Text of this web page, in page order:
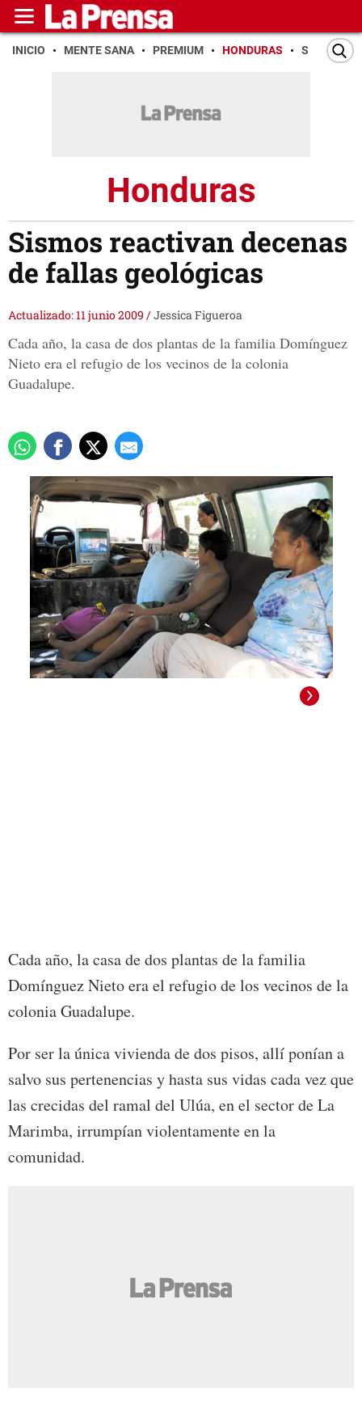
INICIO MENTE SANA PREMIUM HONDURAS SAN PEDRO
Honduras
Sismos reactivan decenas
de fallas geológicas
Actualizado: 11 junio 2009 /Jessica Figueroa
Cada año, la casa de dos plantas de la familia Domínguez
Nieto era el refugio de los vecinos de la colonia
Guadalupe.
Cada año, la casa de dos plantas de la familia
Domínguez Nieto era el refugio de los vecinos de la
colonia Guadalupe.
Por ser la única vivienda de dos pisos, allí ponían a
salvo sus pertenencias y hasta sus vidas cada vez que
las crecidas del ramal del Ulúa, en el sector de La
Marimba, irrumpían violentamente en la
comunidad.